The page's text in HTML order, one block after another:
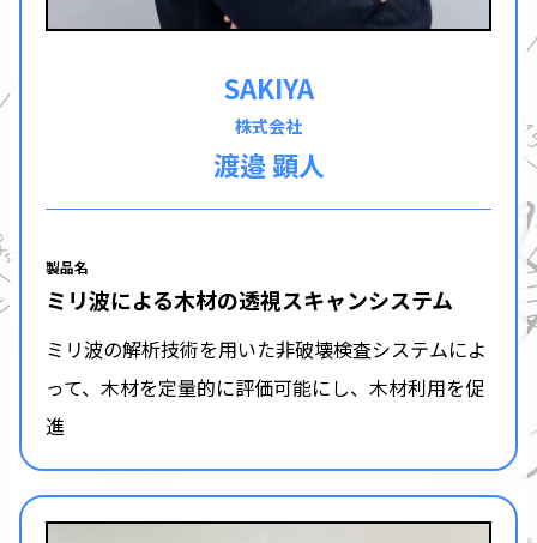
SAKIYA
株式会社
渡邉 顕人
製品名
ミリ波による木材の透視スキャンシステム
ミリ波の解析技術を用いた非破壊検査システムによ
って、木材を定量的に評価可能にし、木材利用を促
進